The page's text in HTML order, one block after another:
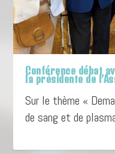
Conférence débat
la présidente de
Sur le thème «
de sang et de